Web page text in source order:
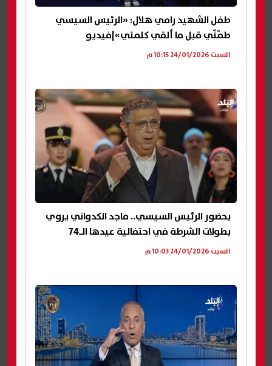
طفل الشهيد رامي هلال: «الرئيس السيسي
طمّنّي قبل ما ألقي كلمتي»|فيديو
السبت 24/01/2026 10:15 م
بحضور الرئيس السيسي.. ماجد الكدواني يروي
بطولات الشرطة في احتفالية عيدها الـ74
السبت 24/01/2026 10:03 م